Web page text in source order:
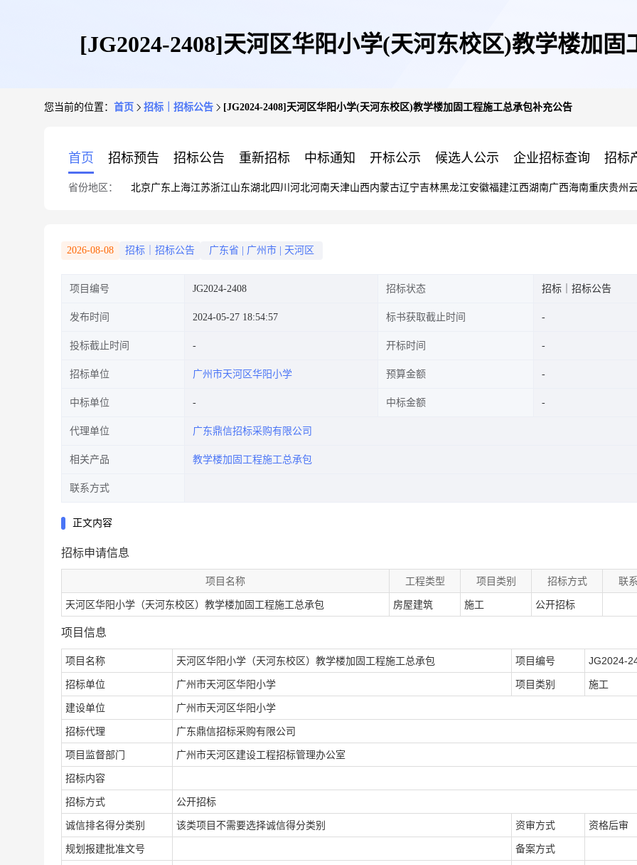
[JG2024-2408]天河区华阳小学(天河东校区)教学楼加
您当前的位置： 首页 招标｜招标公告 [JG2024-2408]天河区华阳小学(天河东校区)教学楼加固工程施工总承包补充公告
首页 招标预告 招标公告 重新招标 中标通知 开标公示 候选人公示 企业招标查询 招标
省份地区： 北京广东 上海江苏浙江山东湖北四川 河北河南天津山西内蒙古辽宁吉林黑龙江安徽福建江西湖南广西海南重庆贵州
2026-08-08 招标｜招标公告 广东省 广州市 天河区
项目编号 JG2024-2408 招标状态 招标｜招标公告
发布时间 2024-05-27 18:54:57 标书获取截止时间
投标截止时间 开标时间
招标单位 广州市天河区华阳小学 预算金额
中标单位 中标金额
代理单位 广东鼎信招标采购有限公司
相关产品 教学楼加固工程施工总承包
联系方式
正文内容
招标申请信息
项目名称 工程类型 项目类别 招标方式 联
天河区华阳小学（天河东校区）教学楼加固工程施工总承包 房屋建筑 施工 公开招标
项目信息
项目名称 天河区华阳小学（天河东校区）教学楼加固工程施工总承包 项目编号 JG2024-
招标单位 广州市天河区华阳小学 项目类别 施工
建设单位 广州市天河区华阳小学
招标代理 广东鼎信招标采购有限公司
项目监督部门 广州市天河区建设工程招标管理办公室
招标内容
招标方式 公开招标
诚信排名得分类别 该类项目不需要选择诚信得分类别 资审方式 资格后审
规划报建批准文号 备案方式